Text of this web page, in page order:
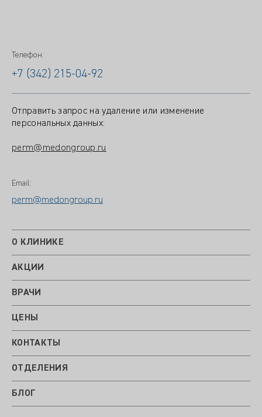
Телефон:
+7 (342) 215-04-92
Отправить запрос на удаление или изменение
персональных данных:
perm@medongroup.ru
Email:
perm@medongroup.ru
О КЛИНИКЕ
АКЦИИ
ВРАЧИ
ЦЕНЫ
КОНТАКТЫ
ОТДЕЛЕНИЯ
БЛОГ